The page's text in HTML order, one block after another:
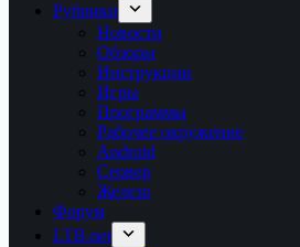
Рубрики
Новости
Обзоры
Инструкции
Игры
Программы
Рабочее окружение
Android
Сервер
Железо
Форум
LTB.net